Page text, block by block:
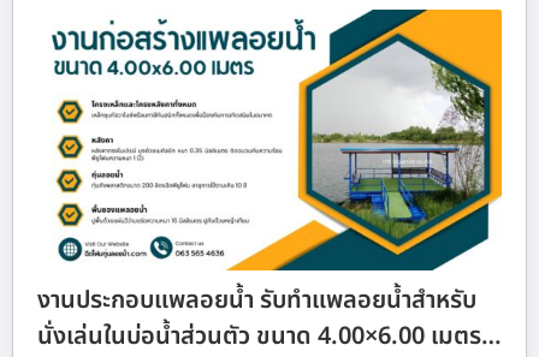
งานประกอบแพลอยน้ำ รับทำแพลอยน้ำสำหรับ
นั่งเล่นในบ่อน้ำส่วนตัว ขนาด 4.00×6.00 เมตร…